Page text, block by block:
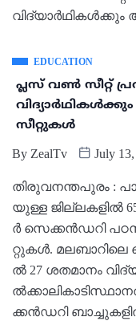
EDUCATION
പ്ലസ് വൺ സീറ്റ്
സീറ്റുകൾ
By ZealTv July
തി​രു​വ​ന​ന്ത​പു​രം :
യു​ള്ള ജി​ല്ല​ക​ളി​ൽ
ർ സെ​ക്ക​ൻ​ഡ​റി
റ്റു​ക​ൾ.
ൽ 27 ശ​ത​മാ​നം
ക്ക​ൻ​ഡ​റി